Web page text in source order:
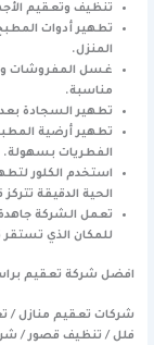
تنظيف وتعقيم
تطهير أدوات
المنزل.
غسل المفروشات
مناسبة.
تطهير السجادة بعد
تطهير أرضية
الفطريات بسهولة.
استخدم الكلور
الحية الدقيقة
تعمل الشركة
للمكان الذي تستقر
افضل شركة تعقيم
شركات تعقيم منازل /
فلل / تنظيف قصور /